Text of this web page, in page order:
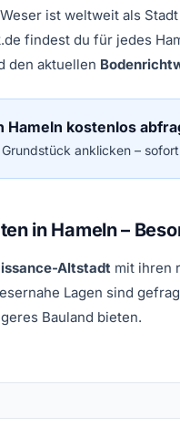
ist weltweit als
findest du für jedes
den aktuellen
Hameln kostenlos
anklicken –
in Hameln –
Altstadt mit ihren
Lagen sind
Bauland bieten.